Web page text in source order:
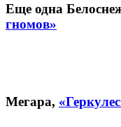
Еще одна
гномов»
Мегара,